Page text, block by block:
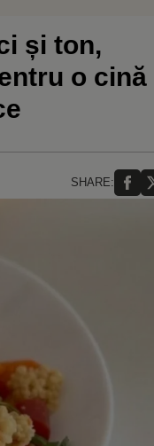
și ton,
o cină
SHARE: